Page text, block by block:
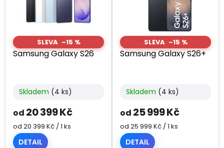
–15 %
Samsung Galaxy S26
Skladem (4 ks)
od 20 399 Kč
Měrná
cena:
od 20 399 Kč / 1 ks
DETAIL
–15 %
Samsung Galaxy S26+
Skladem (4 ks)
od 25 999 Kč
Měrná
cena:
od 25 999 Kč / 1 ks
DETAIL